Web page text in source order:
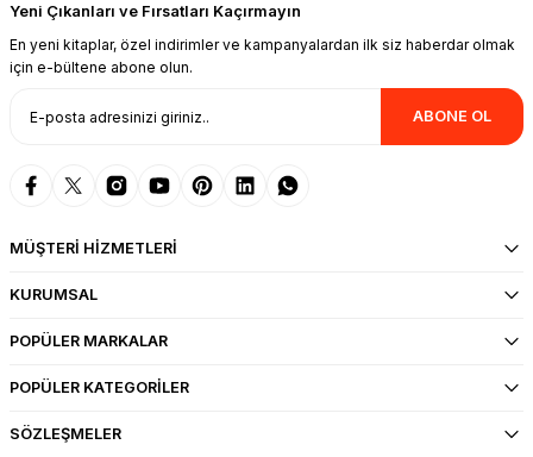
Yeni Çıkanları ve Fırsatları Kaçırmayın
En yeni kitaplar, özel indirimler ve kampanyalardan ilk siz haberdar olmak
için e-bültene abone olun.
ABONE OL
MÜŞTERİ HİZMETLERİ
KURUMSAL
POPÜLER MARKALAR
POPÜLER KATEGORİLER
SÖZLEŞMELER